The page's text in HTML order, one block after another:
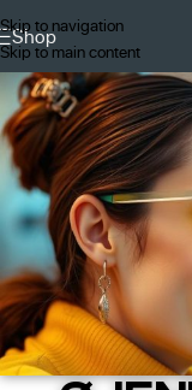
Skip to navigation
Skip to main content
Shop